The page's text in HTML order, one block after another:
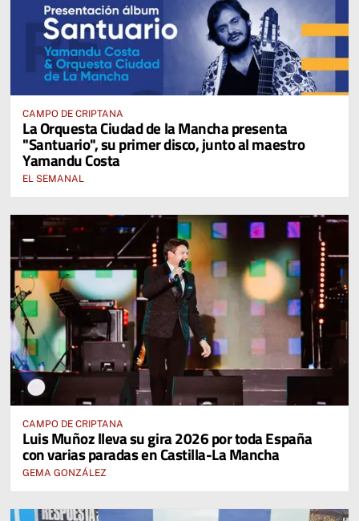
CAMPO DE CRIPTANA
La Orquesta Ciudad de la Mancha presenta
"Santuario", su primer disco, junto al maestro
Yamandu Costa
EL SEMANAL
CAMPO DE CRIPTANA
Luis Muñoz lleva su gira 2026 por toda España
con varias paradas en Castilla-La Mancha
GEMA GONZÁLEZ